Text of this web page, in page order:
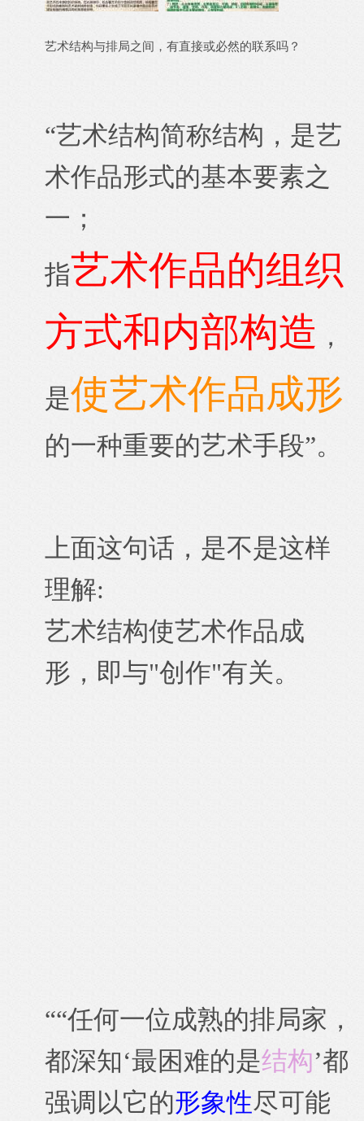
艺术结构与排局之间，有直接或必然的联系吗？
“艺术结构简称结构，是艺
术作品形式的基本要素之
一；
指艺术作品的组织
方式和内部构造 ，
是使艺术作品成形
的一种重要的艺术手段”。
上面这句话，是不是这样
理解:
艺术结构使艺术作品成
形，即与"创作"有关。
““任何一位成熟的排局家，
都深知‘最困难的是结构’都
强调以它的形象性尽可能